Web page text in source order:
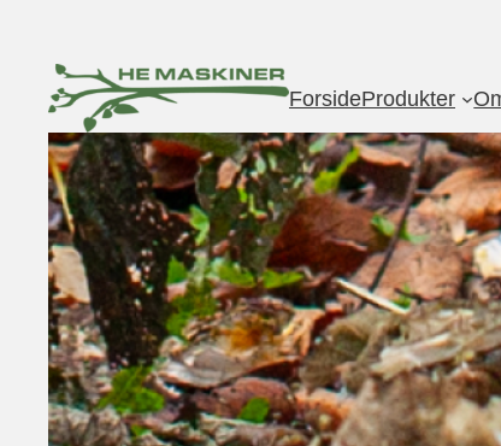
indhold
ForsideProdukter